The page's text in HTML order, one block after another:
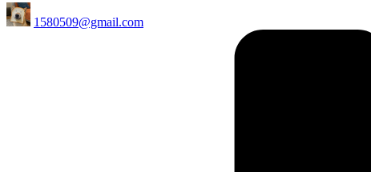
Posted
by
1580509@gmail.com